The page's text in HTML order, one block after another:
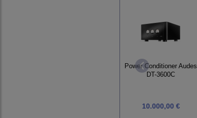
Power Conditioner Audes
DT-3600C
10.000,00 €